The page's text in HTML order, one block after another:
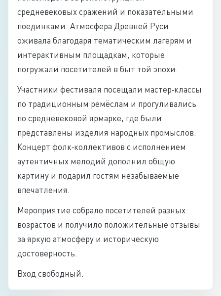
средневековых сражений и показательными
поединками. Атмосфера Древней Руси
оживала благодаря тематическим лагерям и
интерактивным площадкам, которые
погружали посетителей в быт той эпохи.
Участники фестиваля посещали мастер‑классы
по традиционным ремёслам и прогуливались
по средневековой ярмарке, где были
представлены изделия народных промыслов.
Концерт фолк‑коллективов с исполнением
аутентичных мелодий дополнил общую
картину и подарил гостям незабываемые
впечатления.
Мероприятие собрало посетителей разных
возрастов и получило положительные отзывы
за яркую атмосферу и историческую
достоверность.
Вход свободный.